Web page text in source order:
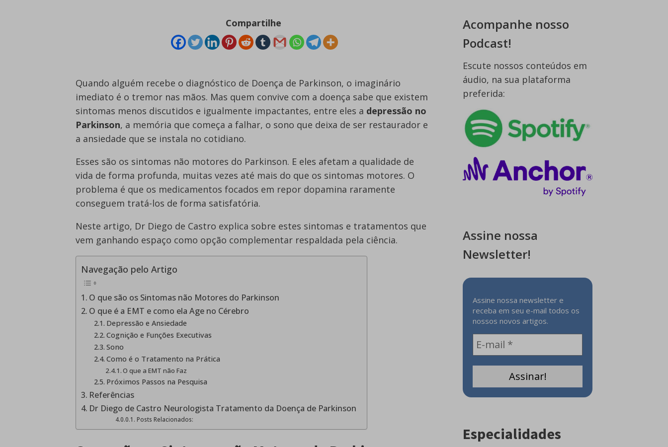
Compartilhe
Quando alguém recebe o diagnóstico de Doença de Parkinson, o imaginário
imediato é o tremor nas mãos. Mas quem convive com a doença sabe que existem
sintomas menos discutidos e igualmente impactantes, entre eles a depressão no
Parkinson, a memória que começa a falhar, o sono que deixa de ser restaurador e
a ansiedade que se instala no cotidiano.
Esses são os sintomas não motores do Parkinson. E eles afetam a qualidade de
vida de forma profunda, muitas vezes até mais do que os sintomas motores. O
problema é que os medicamentos focados em repor dopamina raramente
conseguem tratá-los de forma satisfatória.
Neste artigo, Dr Diego de Castro explica sobre estes sintomas e tratamentos que
vem ganhando espaço como opção complementar respaldada pela ciência.
Navegação pelo Artigo
O que são os Sintomas não Motores do Parkinson
O que é a EMT e como ela Age no Cérebro
Depressão e Ansiedade
Cognição e Funções Executivas
Sono
Como é o Tratamento na Prática
O que a EMT não Faz
Próximos Passos na Pesquisa
Referências
Dr Diego de Castro Neurologista Tratamento da Doença de Parkinson
Posts Relacionados:
Acompanhe nosso
Podcast!
Escute nossos conteúdos em
áudio, na sua plataforma
preferida:
Assine nossa
Newsletter!
Assine nossa newsletter e
receba em seu e-mail todos os
nossos novos artigos.
Especialidades